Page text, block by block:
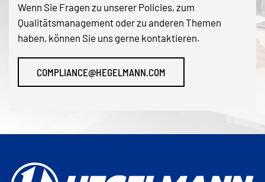
Wenn Sie Fragen zu unserer Policies, zum
Qualitätsmanagement oder zu anderen Themen
haben, können Sie uns gerne kontaktieren.
COMPLIANCE@HEGELMANN.COM